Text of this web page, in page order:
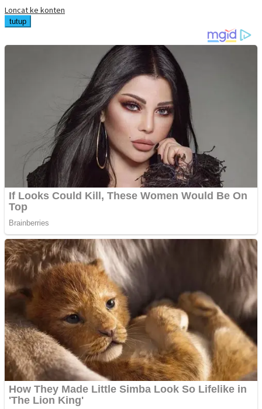
Loncat ke konten
tutup